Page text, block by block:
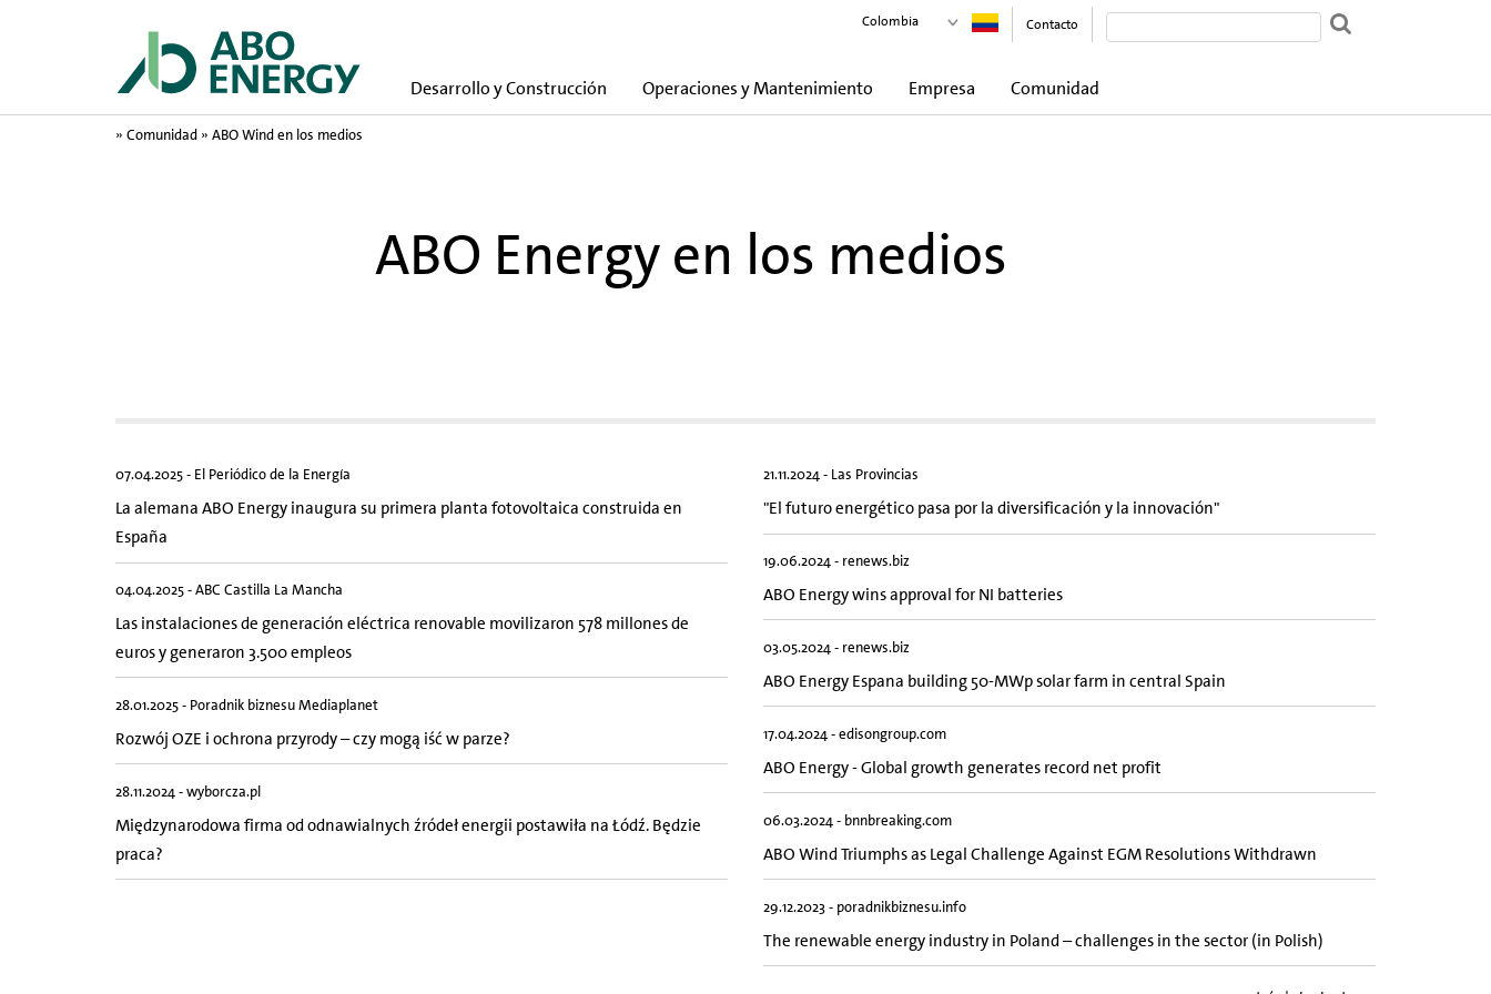
Desarrollo y Construcción Operaciones y Mantenimiento Empresa Comunidad
Colombia Contacto
» Comunidad » ABO Wind en los medios
ABO Energy en los medios
07.04.2025 - El Periódico de la Energía
La alemana ABO Energy inaugura su primera planta fotovoltaica construida en
España
04.04.2025 - ABC Castilla La Mancha
Las instalaciones de generación eléctrica renovable movilizaron 578 millones de
euros y generaron 3.500 empleos
28.01.2025 - Poradnik biznesu Mediaplanet
Rozwój OZE i ochrona przyrody – czy mogą iść w parze?
28.11.2024 - wyborcza.pl
Międzynarodowa firma od odnawialnych źródeł energii postawiła na Łódź. Będzie
praca?
21.11.2024 - Las Provincias
"El futuro energético pasa por la diversificación y la innovación"
19.06.2024 - renews.biz
ABO Energy wins approval for NI batteries
03.05.2024 - renews.biz
ABO Energy Espana building 50-MWp solar farm in central Spain
17.04.2024 - edisongroup.com
ABO Energy - Global growth generates record net profit
06.03.2024 - bnnbreaking.com
ABO Wind Triumphs as Legal Challenge Against EGM Resolutions Withdrawn
29.12.2023 - poradnikbiznesu.info
The renewable energy industry in Poland – challenges in the sector (in Polish)